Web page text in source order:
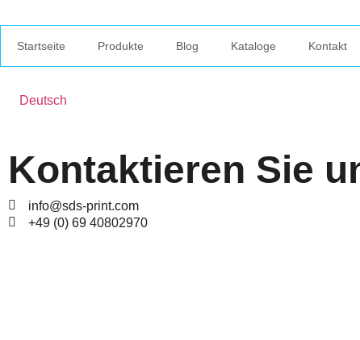
Startseite Produkte Blog Kataloge Kontakt
Deutsch
Kontaktieren Sie
info@sds-print.com
+49 (0) 69 40802970